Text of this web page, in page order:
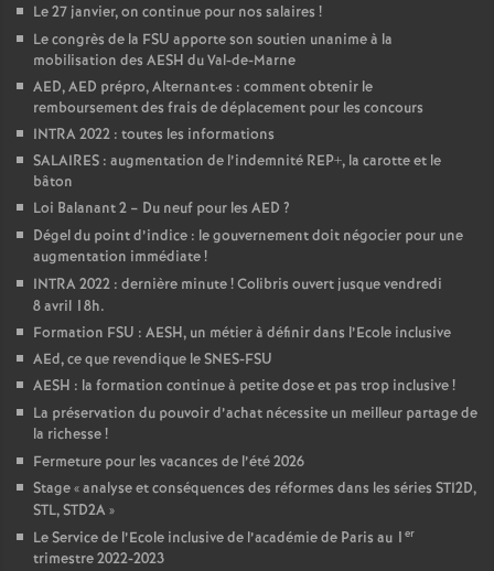
Le 27 janvier, on continue pour nos salaires !
Le congrès de la FSU apporte son soutien unanime à la
mobilisation des AESH du Val-de-Marne
AED, AED prépro, Alternant·es : comment obtenir le
remboursement des frais de déplacement pour les concours
INTRA 2022 : toutes les informations
SALAIRES : augmentation de l’indemnité REP+, la carotte et le
bâton
Loi Balanant 2 – Du neuf pour les AED ?
Dégel du point d’indice : le gouvernement doit négocier pour une
augmentation immédiate!
INTRA 2022 : dernière minute! Colibris ouvert jusque vendredi
8 avril 18h.
Formation FSU : AESH, un métier à définir dans l’Ecole inclusive
AEd, ce que revendique le SNES-FSU
AESH : la formation continue à petite dose et pas trop inclusive!
La préservation du pouvoir d’achat nécessite un meilleur partage de
la richesse!
Fermeture pour les vacances de l’été 2026
Stage «analyse et conséquences des réformes dans les séries STI2D,
STL, STD2A»
Le Service de l’Ecole inclusive de l’académie de Paris au 1 er
trimestre 2022-2023